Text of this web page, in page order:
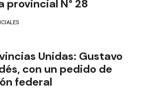
provincial N° 28
Unidas: Gustavo
con un pedido de
federal